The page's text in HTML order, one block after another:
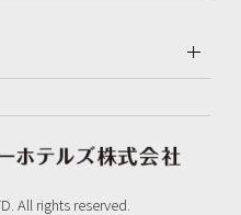
All rights reserved.